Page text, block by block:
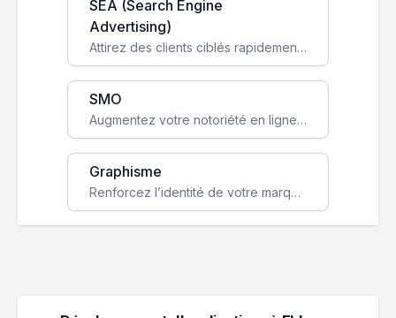
SEA (Search Engine
Advertising)
Attirez des clients ciblés rapidement avec des campagnes publicitaires payantes optimisées pour vos objectifs.
SMO
Augmentez votre notoriété en ligne et stimulez la croissance de votre entreprise grâce à une stratégie sociale sur mesure.
Graphisme
Renforcez l’identité de votre marque avec un design unique qui capte l’attention et engage vos clients.